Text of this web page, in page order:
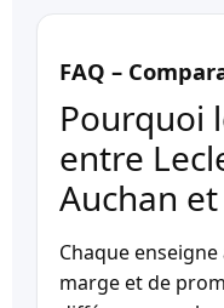
FAQ –
Pourquoi
entre
Auchan
Chaque
marge et de